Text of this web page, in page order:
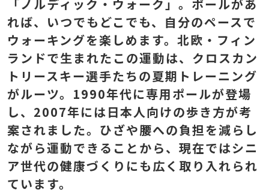
「ノルディック・ウォーク」。ポールがあ
れば、いつでもどこでも、自分のペースで
ウォーキングを楽しめます。北欧・フィン
ランドで生まれたこの運動は、クロスカン
トリースキー選手たちの夏期トレーニング
がルーツ。1990年代に専用ポールが登場
し、2007年には日本人向けの歩き方が考
案されました。ひざや腰への負担を減らし
ながら運動できることから、現在ではシニ
ア世代の健康づくりにも広く取り入れられ
ています。